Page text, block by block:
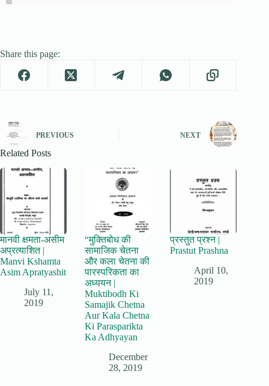
Share this page:
PREVIOUS NEXT
Related Posts
मानवी क्षमता-असीम
अप्रत्याशित |
Manvi Kshamta
Asim Apratyashit
July 11,
2019
“मुक्तिबोध की
सामाजिक चेतना
और कला चेतना की
पारस्परिकता का
अध्ययन |
Muktibodh Ki
Samajik Chetna
Aur Kala Chetna
Ki Parasparikta
Ka Adhyayan
December
28, 2019
प्रस्तुत प्रश्न |
Prastut Prashna
April 10,
2019